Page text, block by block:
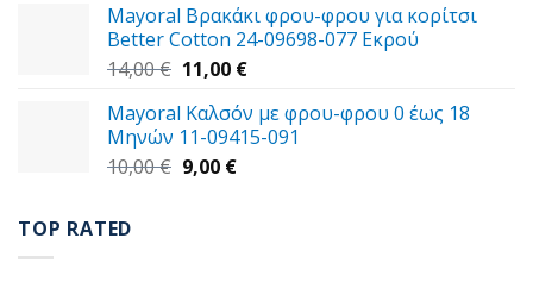
59,00 €.είναι:
49,00 €.
Mayoral Βρακάκι φρου-φρου για κορίτσι
Better Cotton 24-09698-077 Εκρού
14,00€ Original
was:
14,00 €.
11,00 €Η
τιμή
είναι:
Mayoral Καλσόν με φρου-φρου 0 έως 18
Μηνών 11-09415-091
10,00€ Original
9,00 €Η
TOP RATED